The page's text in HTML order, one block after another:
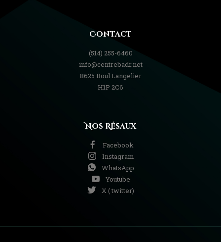
Contact
(514) 255-6460
info@centrebadr.net
8625 Boul Langelier
H1P 2C6
Nos Résaux
Facebook
Instagram
WhatsApp
Youtube
X ( twitter)